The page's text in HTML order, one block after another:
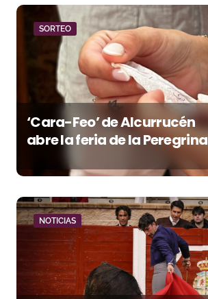
SORTEO
‘Cara-Feo’ de Alcurrucén
abre la feria de la Peregrina
NOTICIAS